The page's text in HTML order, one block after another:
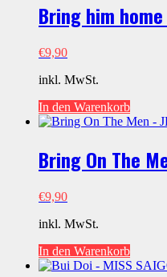
Bring him home
€9,90
inkl. MwSt.
In den Warenkorb
Bring On The
€9,90
inkl. MwSt.
In den Warenkorb